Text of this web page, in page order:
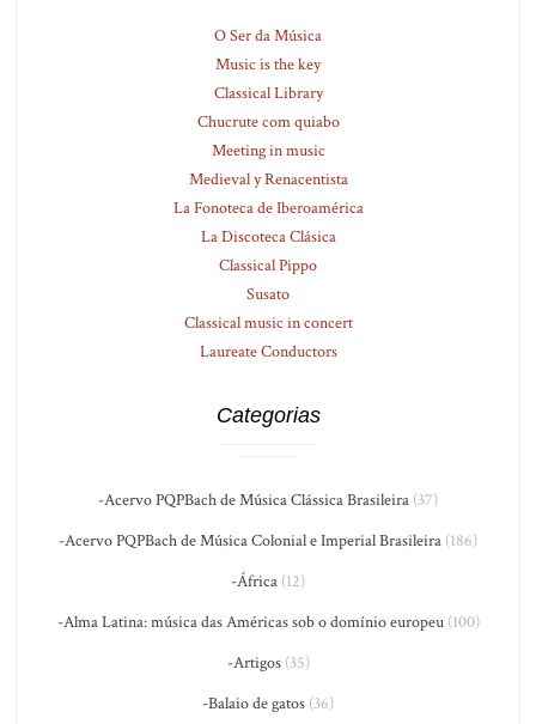
O Ser da Música
Music is the key
Classical Library
Chucrute com quiabo
Meeting in music
Medieval y Renacentista
La Fonoteca de Iberoamérica
La Discoteca Clásica
Classical Pippo
Susato
Classical music in concert
Laureate Conductors
Categorias
-Acervo PQPBach de Música Clássica Brasileira (37)
-Acervo PQPBach de Música Colonial e Imperial Brasileira (186)
-África (12)
-Alma Latina: música das Américas sob o domínio europeu(100)
-Artigos(35)
-Balaio de gatos (36)